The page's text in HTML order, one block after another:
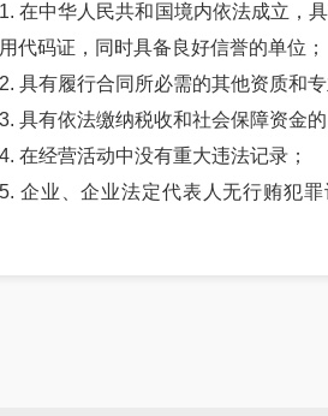
1. 在中华人民共和国境内依法成立，
代码证，同时具备良好信誉的单位；
2. 具有履行合同所必需的其他资质和专
3. 具有依法缴纳税收和社会保障资金的
4. 在经营活动中没有重大违法记录；
5. 企业、企业法定代表人无行贿犯